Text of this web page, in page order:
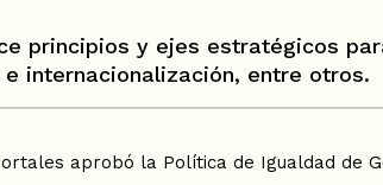
principios y ejes estratégicos
internacionalización, entre otros.
aprobó la Política de Igualdad de